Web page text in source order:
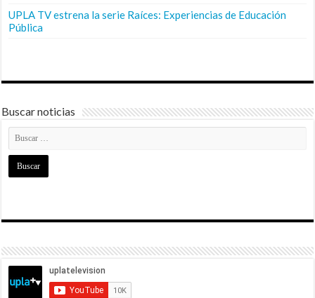
UPLA TV estrena la serie Raíces: Experiencias de Educación
Pública
Buscar noticias